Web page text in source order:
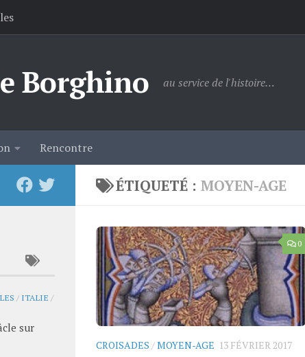
Borghino au service de l'histoire…
Rencontre
ÉTIQUETÉ : MOYEN-AGE
0
CROISADES /MOYEN-AGE 13 FÉVRIER 2017
/ ITALIE /
sur